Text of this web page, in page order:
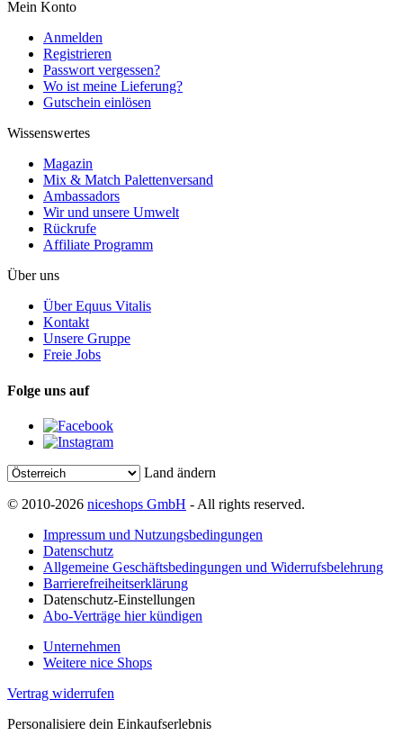
Mein Konto
Anmelden
Registrieren
Passwort vergessen?
Wo ist meine Lieferung?
Gutschein einlösen
Wissenswertes
Magazin
Mix & Match Palettenversand
Ambassadors
Wir und unsere Umwelt
Rückrufe
Affiliate Programm
Über uns
Über Equus Vitalis
Kontakt
Unsere Gruppe
Freie Jobs
Folge uns auf
Land ändern
© 2010-2026 niceshops GmbH - All rights reserved.
Impressum und Nutzungsbedingungen
Datenschutz
Allgemeine Geschäftsbedingungen und Widerrufsbelehrung
Barrierefreiheitserklärung
Datenschutz-Einstellungen
Abo-Verträge hier kündigen
Unternehmen
Weitere nice Shops
Vertrag widerrufen
Personalisiere dein Einkaufserlebnis